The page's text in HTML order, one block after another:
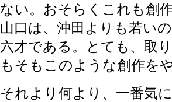
ない。おそらくこれも創
山口は、沖田よりも若い
六才である。とても、取
もそもこのような創作を
それより何より、一番気